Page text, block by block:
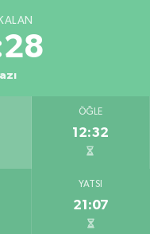
ÖĞLE
12:32
YATSI
21:07